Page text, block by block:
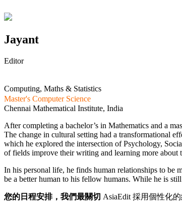
Jayant
Editor
Computing, Maths & Statistics
Master's Computer Science
Chennai Mathematical Institute, India
After completing a bachelor’s in Mathematics and a
The change in cultural setting had a transformational
which he explored the intersection of Psychology,
of fields improve their writing and learning more
In his personal life, he finds human relationships to be
be a better human to his fellow humans. While he is
您的日程安排，我們最關切 AsiaEdit 採用個性化的